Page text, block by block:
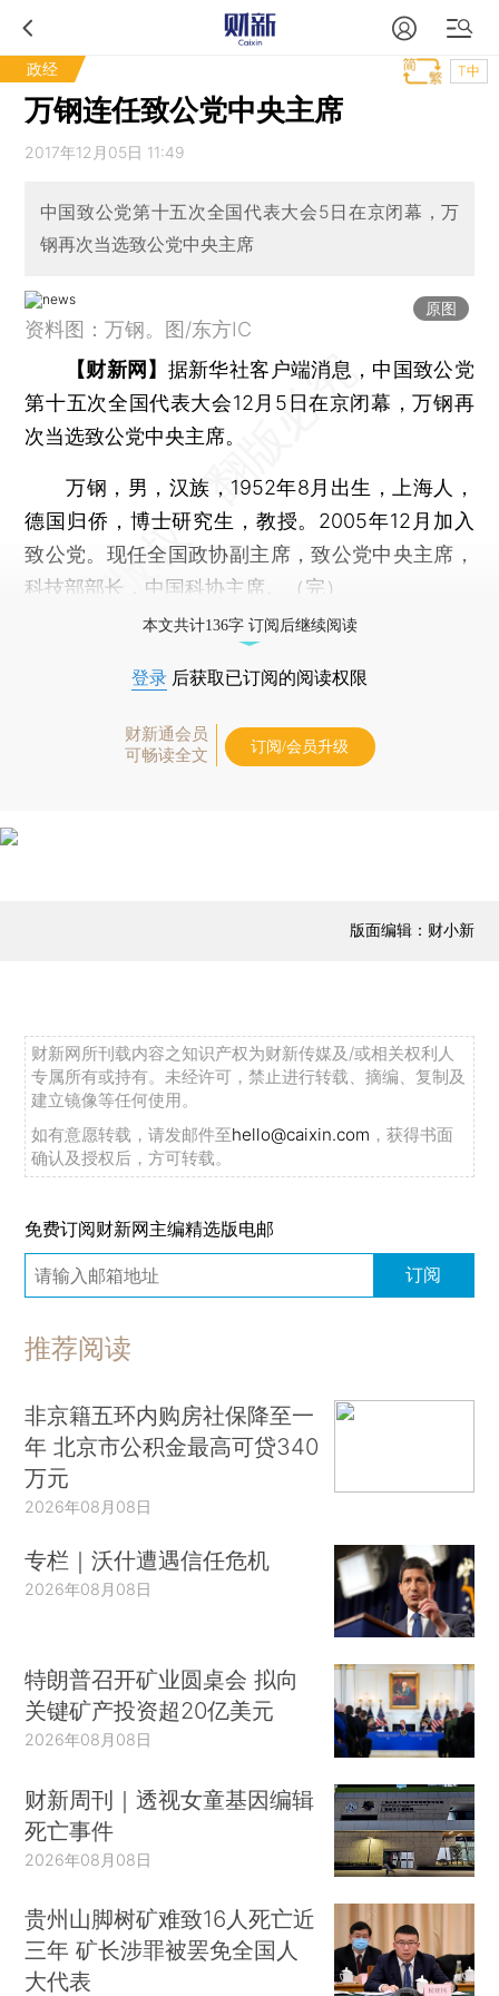
政经 T中
万钢连任致公党中央主席
2017年12月05日 11:49
中国致公党第十五次全国代表大会5日在京闭幕，万
钢再次当选致公党中央主席
原图
资料图：万钢。图/东方IC
【财新网】 据新华社客户端消息，中国致公党
第十五次全国代表大会12月5日在京闭幕，万钢再
次当选致公党中央主席。
万钢，男，汉族，1952年8月出生，上海人，
德国归侨，博士研究生，教授。2005年12月加入
致公党。现任全国政协副主席，致公党中央主席，
科技部部长，中国科协主席。（完）
本文共计136字 订阅后继续阅读
登录 后获取已订阅的阅读权限
财新通会员
可畅读全文
订阅/会员升级
版面编辑：财小新
财新网所刊载内容之知识产权为财新传媒及/或相关权利人
专属所有或持有。未经许可，禁止进行转载、摘编、复制及
建立镜像等任何使用。
如有意愿转载，请发邮件至hello@caixin.com ，获得书面
确认及授权后，方可转载。
免费订阅财新网主编精选版电邮
订阅
推荐阅读
非京籍五环内购房社保降至一
年 北京市公积金最高可贷340
万元
2026年08月08日
专栏｜沃什遭遇信任危机
2026年08月08日
特朗普召开矿业圆桌会 拟向
关键矿产投资超20亿美元
2026年08月08日
财新周刊｜透视女童基因编辑
死亡事件
2026年08月08日
贵州山脚树矿难致16人死亡近
三年 矿长涉罪被罢免全国人
大代表